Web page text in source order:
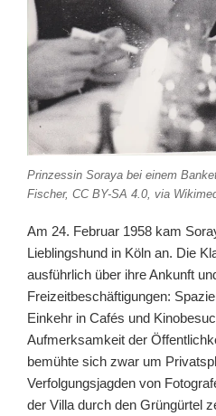
Prinzessin Soraya bei einem
Fischer, CC BY-SA 4.0, via
Am 24. Februar 1958 kam
Lieblingshund in Köln an. Die
ausführlich über ihre Ankunft
Freizeitbeschäftigungen:
Einkehr in Cafés und
Aufmerksamkeit der
bemühte sich zwar um
Verfolgungsjagden von
der Villa durch den Grüngürtel